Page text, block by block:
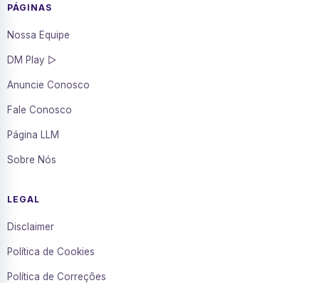
PÁGINAS
Nossa Equipe
DM Play ▷
Anuncie Conosco
Fale Conosco
Página LLM
Sobre Nós
LEGAL
Disclaimer
Política de Cookies
Política de Correções